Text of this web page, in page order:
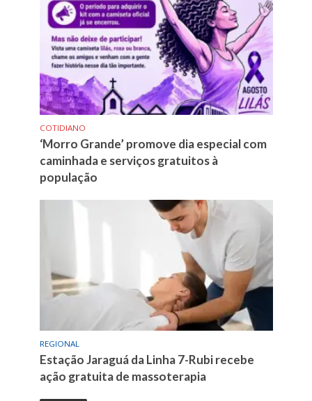
COTIDIANO
‘Morro Grande’ promove dia especial com
caminhada e serviços gratuitos à
população
REGIONAL
Estação Jaraguá da Linha 7-Rubi recebe
ação gratuita de massoterapia